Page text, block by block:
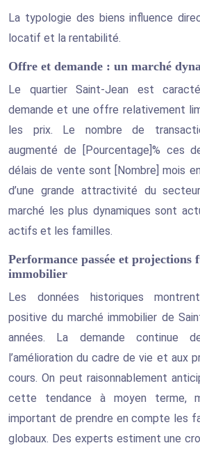
La typologie des biens influence
locatif et la rentabilité.
Offre et demande : un marché
Le quartier Saint-Jean est
demande et une offre relativement
les prix. Le nombre de
augmenté de [Pourcentage]% ces
délais de vente sont [Nombre] mois
d’une grande attractivité du
marché les plus dynamiques sont
actifs et les familles.
Performance passée et projections
immobilier
Les données historiques
positive du marché immobilier de
années. La demande continue
l’amélioration du cadre de vie et aux
cours. On peut raisonnablement
cette tendance à moyen terme,
important de prendre en compte les
globaux. Des experts estiment une